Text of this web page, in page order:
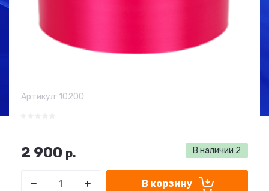
Артикул: 10200
В наличии 2
2 900 р.
В корзину